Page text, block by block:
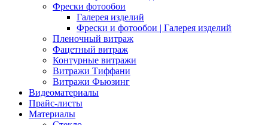
Фрески фотообои
Галерея изделий
Фрески и фотообои | Галерея изделий
Пленочный витраж
Фацетный витраж
Контурные витражи
Витражи Тиффани
Витражи Фьюзинг
Видеоматериалы
Прайс-листы
Материалы